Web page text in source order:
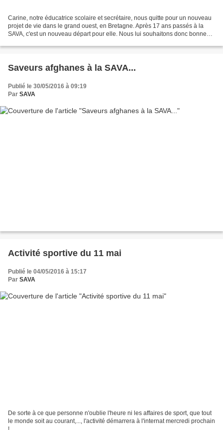
Carine, notre éducatrice scolaire et secrétaire, nous quitte pour un nouveau
projet de vie dans le grand ouest, en Bretagne. Après 17 ans passés à la
SAVA, c'est un nouveau départ pour elle. Nous lui souhaitons donc bonne
Saveurs afghanes à la SAVA...
Publié le 30/05/2016 à 09:19
Par SAVA
Activité sportive du 11 mai
Publié le 04/05/2016 à 15:17
Par SAVA
De sorte à ce que personne n'oublie l'heure ni les affaires de sport, que tout
le monde soit au courant,..., l'activité démarrera à l'internat mercredi prochain